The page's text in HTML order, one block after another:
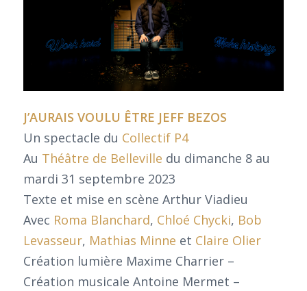
J’AURAIS VOULU ÊTRE JEFF BEZOS
Un spectacle du Collectif P4
Au Théâtre de Belleville du dimanche 8 au
mardi 31 septembre 2023
Texte et mise en scène Arthur Viadieu
Avec Roma Blanchard, Chloé Chycki, Bob
Levasseur, Mathias Minne et Claire Olier
Création lumière Maxime Charrier –
Création musicale Antoine Mermet –